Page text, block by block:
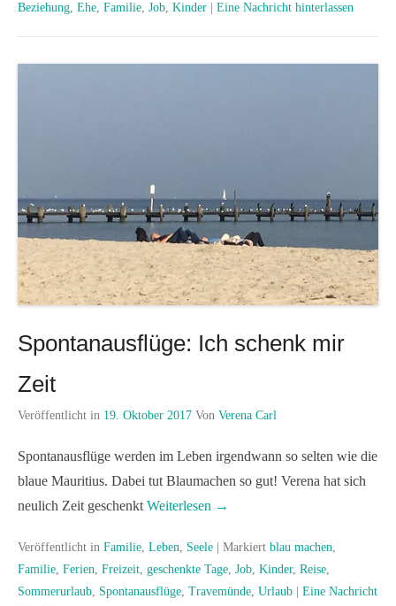
Beziehung, Ehe, Familie, Job, Kinder Eine Nachricht hinterlassen
Spontanausflüge: Ich schenk mir
Zeit
Veröffentlicht in 19. Oktober 2017 Von Verena Carl
Spontanausflüge werden im Leben irgendwann so selten wie die
blaue Mauritius. Dabei tut Blaumachen so gut! Verena hat sich
neulich Zeit geschenktWeiterlesen →
Veröffentlicht in Familie, Leben, Seele Markiert blau machen,
Familie, Ferien, Freizeit, geschenkte Tage, Job, Kinder, Reise,
Sommerurlaub, Spontanausflüge, Travemünde, Urlaub
Eine Nachricht